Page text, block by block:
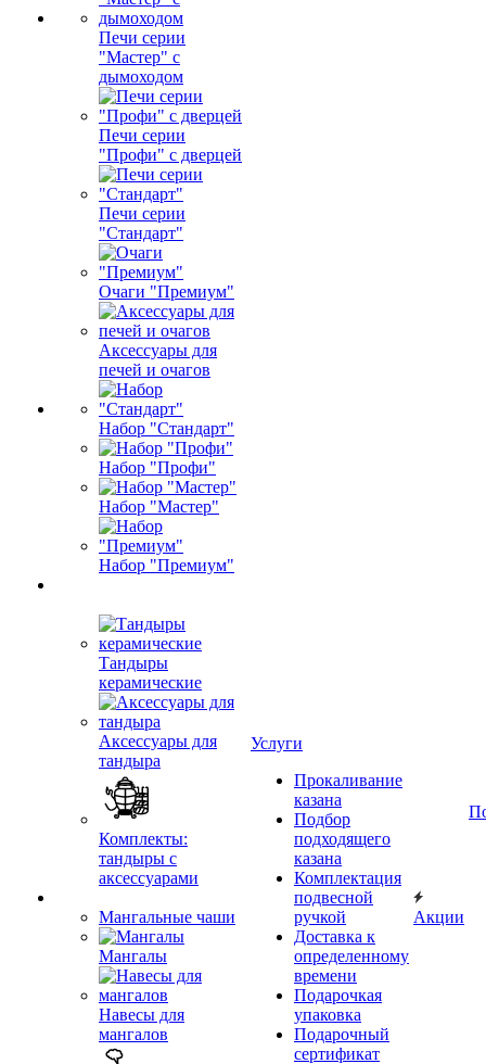
Печи серии
"Мастер" с
дымоходом
Печи серии
"Профи" с дверцей
Печи серии
"Стандарт"
Очаги "Премиум"
Аксессуары для
печей и очагов
Набор "Стандарт"
Набор "Профи"
Набор "Мастер"
Набор "Премиум"
Тандыры
керамические
Аксессуары для
тандыра
Комплекты:
тандыры с
аксессуарами
Мангальные чаши
Мангалы
Навесы для
мангалов
Услуги
Прокаливание
казана
Подбор
подходящего
казана
Комплектация
подвесной
ручкой
Доставка к
определенному
времени
Подарочкая
упаковка
Подарочный
сертификат
Акции